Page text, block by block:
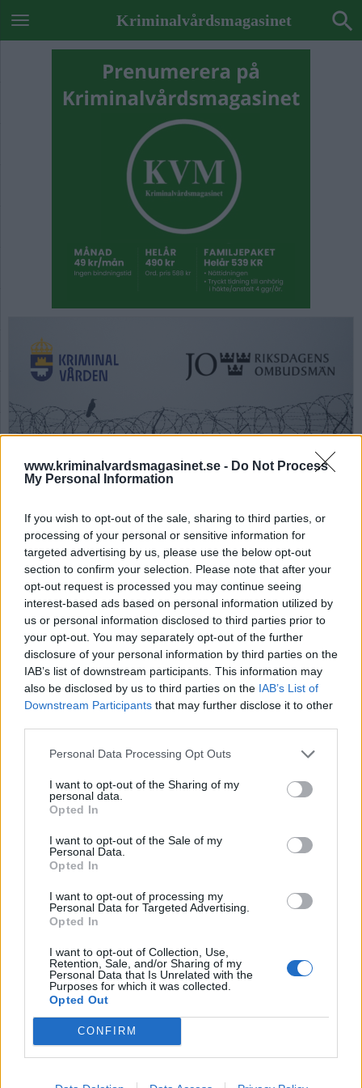
www.kriminalvardsmagasinet.se - Do Not Process
My Personal Information
If you wish to opt-out of the sale, sharing to third parties, or
processing of your personal or sensitive information for
targeted advertising by us, please use the below opt-out
section to confirm your selection. Please note that after your
opt-out request is processed you may continue seeing
interest-based ads based on personal information utilized by
us or personal information disclosed to third parties prior to
your opt-out. You may separately opt-out of the further
disclosure of your personal information by third parties on the
IAB’s list of downstream participants. This information may
also be disclosed by us to third parties on the IAB’s List of
Downstream Participants that may further disclose it to other
Personal Data Processing Opt Outs
I want to opt-out of the Sharing of my
personal data.
Opted In
I want to opt-out of the Sale of my
Personal Data.
Opted In
I want to opt-out of processing my
Personal Data for Targeted Advertising.
Opted In
I want to opt-out of Collection, Use,
Retention, Sale, and/or Sharing of my
Personal Data that Is Unrelated with the
Purposes for which it was collected.
Opted Out
CONFIRM
Kriminalvårdsmagasinet
Ny tillsynsmyndighet
kan införas för att
granska Kriminalvården
Av Ricard A R Nilsson 2026-02-06
Idag har varken Kriminalvården eller Polisen
något ordinarie granskningsorgan, det enda
som står till buds är Justitieombudsmannen
(JO). Nu ska det utredas om någon ny
tillsynsmyndighet ska införas.
Börja prenumerera för att läsa detta innehåll.
Username or E-mail
Password
Remember Me
Forgot Password
Stöd Kriminalvårdsmagasinets bevakning av Kriminalvården